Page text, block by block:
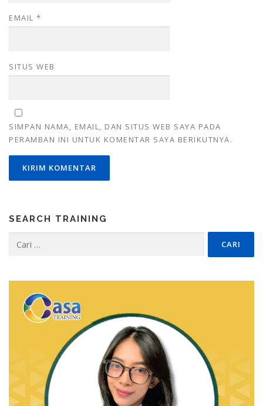
EMAIL *
SITUS WEB
SIMPAN NAMA, EMAIL, DAN SITUS WEB SAYA PADA
PERAMBAN INI UNTUK KOMENTAR SAYA BERIKUTNYA.
SEARCH TRAINING
untuk: